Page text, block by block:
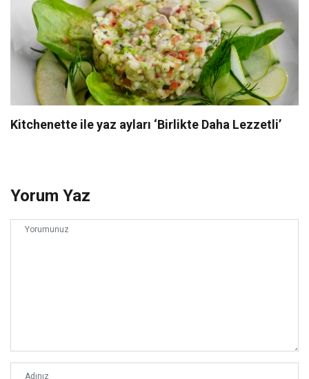
Kitchenette ile yaz ayları ‘Birlikte Daha Lezzetli’
Yorum Yaz